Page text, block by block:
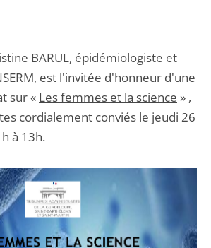
BARUL, épidémiologiste et
est l'invitée d'honneur d'une
sur « Les femmes et la science » ,
cordialement conviés le jeudi 26
à 13h.